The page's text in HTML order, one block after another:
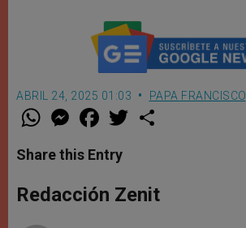
ABRIL 24, 2025 01:03 PAPA FRANCISCO
W
t
s
p
p
M
e
s
e
g
e
F
a
e
b
o
k
w
r
Share this Entry
Redacción Zenit